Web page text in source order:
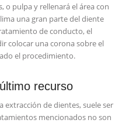
o pulpa y rellenará el área con
una gran parte del diente
de conducto, el
colocar una corona sobre el
el procedimiento.
recurso
extracción de dientes, suele ser
mencionados no son